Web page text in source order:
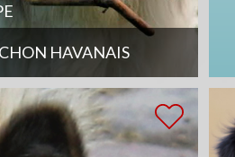
HAVANAIS